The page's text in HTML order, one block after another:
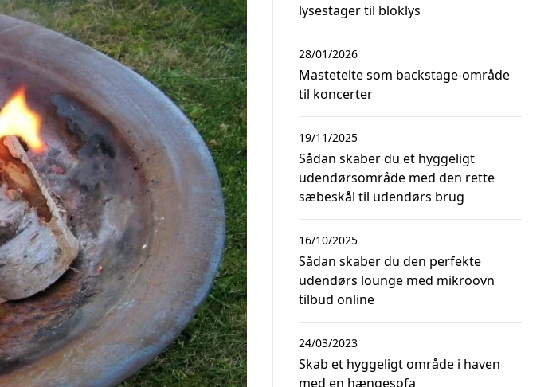
lysestager til bloklys
Mastetelte som backstage-område
til koncerter
28/01/2026
Sådan skaber du et hyggeligt
udendørsområde med den rette
sæbeskål til udendørs brug
19/11/2025
Sådan skaber du den perfekte
udendørs lounge med mikroovn
tilbud online
16/10/2025
Skab et hyggeligt område i haven
med en hængesofa
24/03/2023